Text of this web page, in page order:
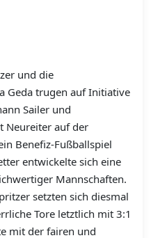
und die
Geda trugen auf Initiative
Sailer und
Neureiter auf der
Benefiz-Fußballspiel
entwickelte sich eine
Mannschaften.
setzten sich diesmal
Tore letztlich mit 3:1
mit der fairen und